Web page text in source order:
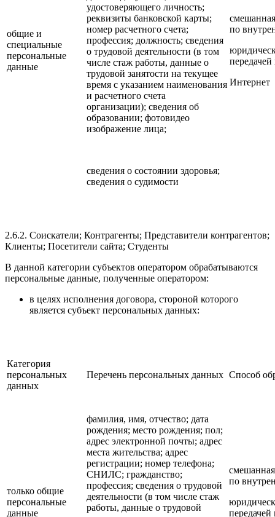
общие и
специальные
персональные
данные
удостоверяющего личность;
реквизиты банковской карты;
номер расчетного счета;
профессия; должность; сведения
о трудовой деятельности (в том
числе стаж работы, данные о
трудовой занятости на текущее
время с указанием наименования
и расчетного счета
организации); сведения об
образовании; фотовидео
изображение лица;
сведения о состоянии здоровья;
сведения о судимости
по
передачей
Интернет
2.6.2. Соискатели; Контрагенты; Представители контрагентов;
Клиенты; Посетители сайта; Студенты
В данной категории субъектов оператором обрабатываются
персональные данные, полученные оператором:
в целях исполнения договора, стороной которого
является субъект персональных данных:
Категория
персональных
данных
Перечень персональных данных Способ
только общие
персональные
данные
фамилия, имя, отчество; дата
рождения; место рождения; пол;
адрес электронной почты; адрес
места жительства; адрес
регистрации; номер телефона;
СНИЛС; гражданство;
профессия; сведения о трудовой
деятельности (в том числе стаж
работы, данные о трудовой
по
передачей